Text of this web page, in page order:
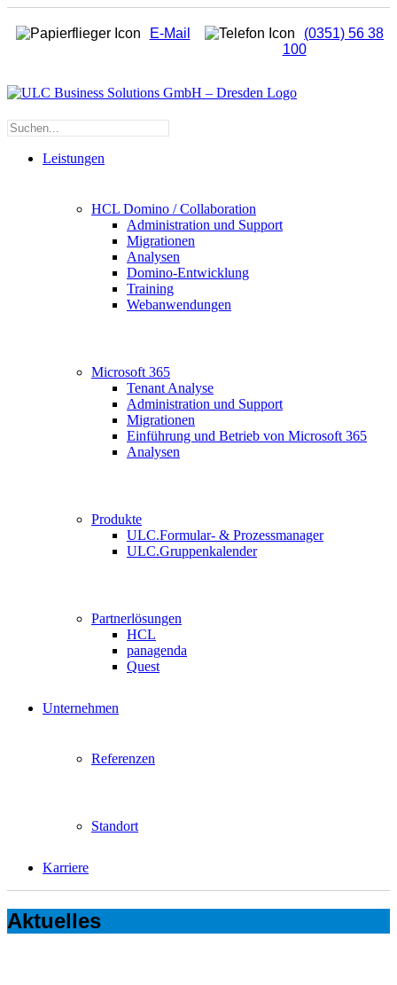
E-Mail
(0351) 56 38
100
Suche
Leistungen
HCL Domino / Collaboration
Administration und Support
Migrationen
Analysen
Domino-Entwicklung
Training
Webanwendungen
Microsoft 365
Tenant Analyse
Administration und Support
Migrationen
Einführung und Betrieb von Microsoft 365
Analysen
Produkte
ULC.Formular- & Prozessmanager
ULC.Gruppenkalender
Partnerlösungen
HCL
panagenda
Quest
Unternehmen
Referenzen
Standort
Karriere
Aktuelles